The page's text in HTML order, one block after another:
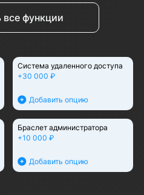
функции
Система удаленного доступа
+30 000 ₽
Добавить опцию
Браслет администратора
+10 000 ₽
Добавить опцию